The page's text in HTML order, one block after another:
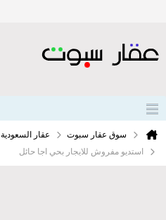
سوق عقار سبوت عقار السعودية
استديو مفروش للايجار بحي اجا حائل